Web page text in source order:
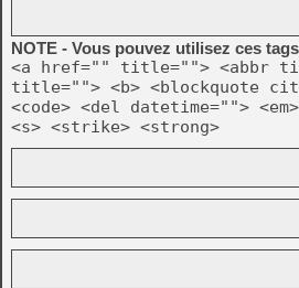
NOTE - Vous pouvez utilisez ces
<a href="" title=""> <abbr
title=""> <b> <blockquote
<code> <del datetime="">
<s> <strike> <strong>